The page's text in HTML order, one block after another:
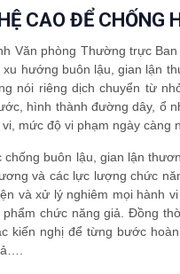
CAO ĐỂ CHỐNG
Văn phòng Thường trực
hướng buôn lậu, gian lận
nói riêng dịch chuyển từ
hình thành đường dây, ổ
mức độ vi phạm ngày càng
buôn lậu, gian lận
và các lực lượng chức
và xử lý nghiêm mọi hành
chức năng giả. Đồng
kiến nghị để từng bước